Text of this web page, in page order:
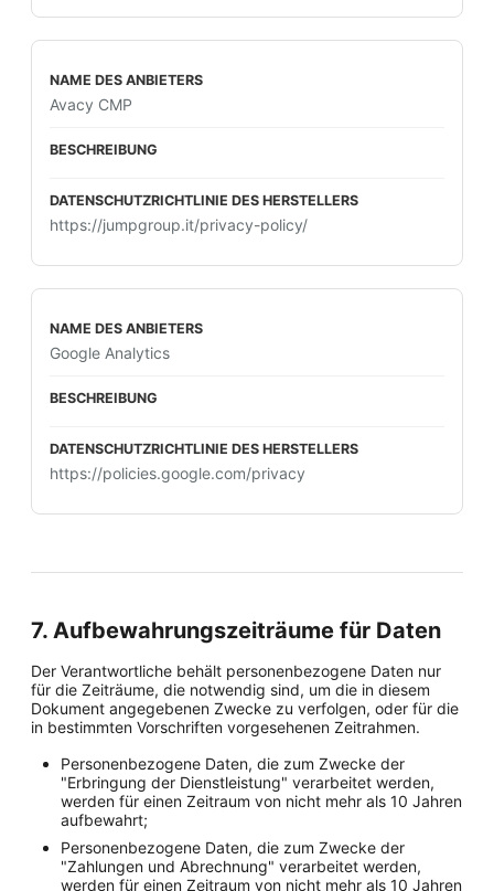
Avacy CMP
https://jumpgroup.it/privacy-policy/
Google Analytics
https://policies.google.com/privacy
7. Aufbewahrungszeiträume für Daten
Der Verantwortliche behält personenbezogene Daten nur
für die Zeiträume, die notwendig sind, um die in diesem
Dokument angegebenen Zwecke zu verfolgen, oder für die
in bestimmten Vorschriften vorgesehenen Zeitrahmen.
Personenbezogene Daten, die zum Zwecke der
"Erbringung der Dienstleistung" verarbeitet werden,
werden für einen Zeitraum von nicht mehr als 10 Jahren
aufbewahrt;
Personenbezogene Daten, die zum Zwecke der
"Zahlungen und Abrechnung" verarbeitet werden,
werden für einen Zeitraum von nicht mehr als 10 Jahren